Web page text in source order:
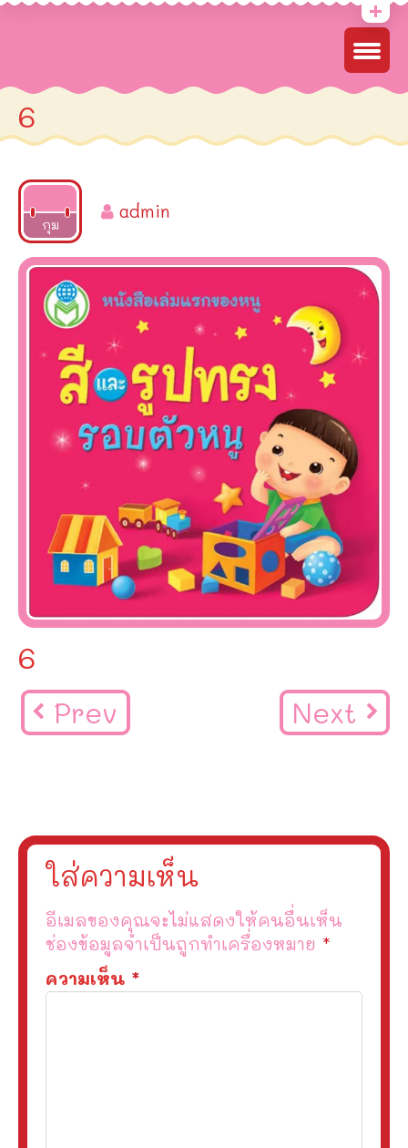
6
กุม
2022
admin
6
Prev Next
ใส่ความเห็น
อีเมลของคุณจะไม่แสดงให้คนอื่นเห็น
ช่องข้อมูลจำเป็นถูกทำเครื่องหมาย *
ความเห็น *